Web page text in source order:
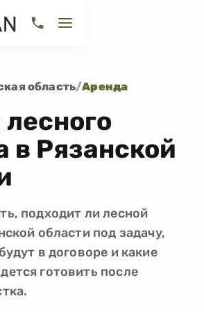
область/Аренда
в Рязанской
подходит ли лесной
области под задачу,
в договоре и какие
готовить после